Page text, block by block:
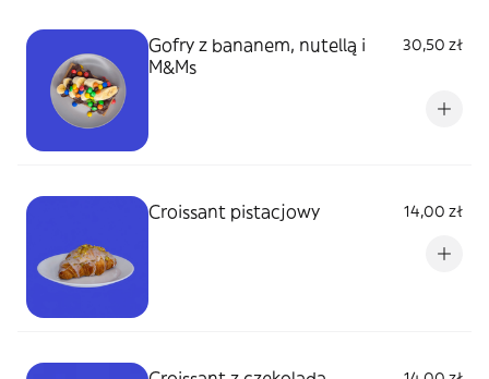
Gofry z bananem, nutellą i
M&Ms
30,50 zł
Croissant pistacjowy 14,00 zł